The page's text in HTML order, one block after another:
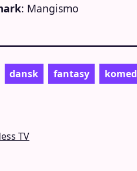
: Mangismo
dansk fantasy
TV